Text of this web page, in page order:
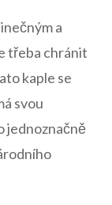
a
třeba chránit
kaple se
svou
jednoznačně